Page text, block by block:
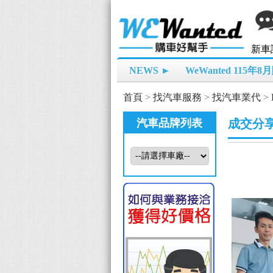
新車
NEWS ► WeWanted 115年8
首頁 > 找汽車服務 > 找汽車業代 >
汽車品牌列表 成交分